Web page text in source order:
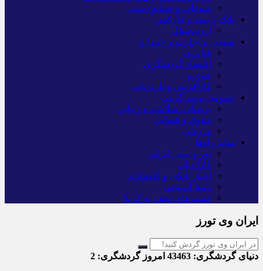
سوغات و صنایع دستی
بانک و بیمه و فارکس
ارزدیجیتال
صنعت و تجارت و خدمات
فناوری
اقتصاد گردشگری
خودرو
کارآفرینی و بازاریابی
عمومی و سرگرمی
پزشکی، سلامت و زیبایی
حقوق و قضایی
ورزشی
سایر راه‌ها
تور و سفر ایرانی
کارا دیلی
اخبار بانکی و اقتصادی
بلیط اتوبوس
مسیرهای نجف به کربلا
ایران وی تورز
دنیای گردشگری: امروز گردشگری: